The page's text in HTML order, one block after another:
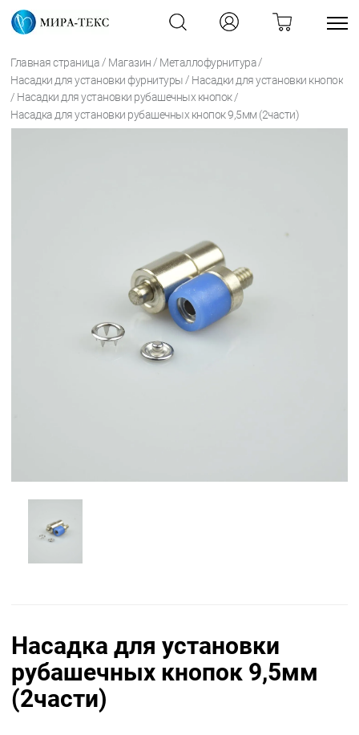
Главная страница / Магазин / Металлофурнитура /
Насадки для установки фурнитуры / Насадки для установки кнопок
/ Насадки для установки рубашечных кнопок /
Насадка для установки рубашечных кнопок 9,5мм (2части)
Насадка для установки
рубашечных кнопок 9,5мм
(2части)